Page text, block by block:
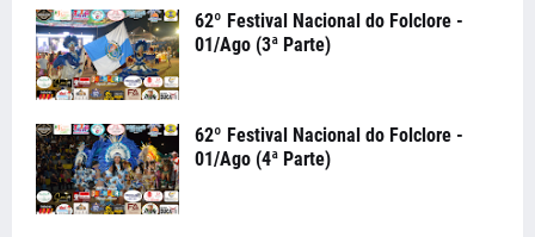
62º Festival Nacional do Folclore -
01/Ago (3ª Parte)
62º Festival Nacional do Folclore -
01/Ago (4ª Parte)